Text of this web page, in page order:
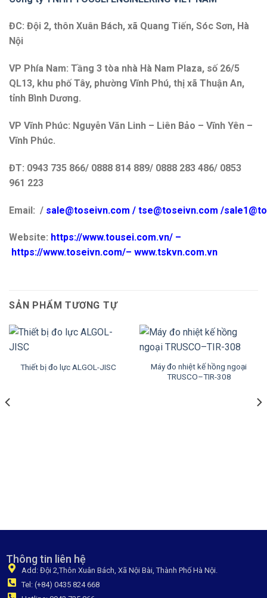
ĐC: Đội 2, thôn Xuân Bách, xã Quang Tiến, Sóc Sơn, Hà
Nội
VP Phía Nam: Tầng 3 tòa nhà Hà Nam Plaza, số 26/5
QL13, khu phố Tây, phường Vĩnh Phú, thị xã Thuận An,
tỉnh Bình Dương.
VP Vĩnh Phúc: Nguyễn Văn Linh – Liên Bảo – Vĩnh Yên –
Vĩnh Phúc.
ĐT: 0943 735 866/ 0888 814 889/ 0888 283 486/ 0853
961 223
Email: / sale@toseivn.com / tse@toseivn.com /
Website: https://www.tousei.com.vn/ –
https://www.toseivn.com/– www.tskvn.com.vn
SẢN PHẨM TƯƠNG TỰ
Thiết bị đo lực ALGOL-JISC
Máy đo nhiệt kế hồng ngoại
TRUSCO–TIR-308
Thông tin liên hệ
Add: Đội 2,Thôn Xuân Bách, Xã Nội Bài, Thành Phố Hà Nội.
Tel: (+84) 0435 824 668